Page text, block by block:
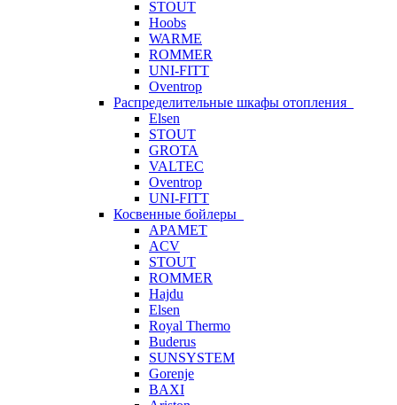
STOUT
Hoobs
WARME
ROMMER
UNI-FITT
Oventrop
Распределительные шкафы отопления
Elsen
STOUT
GROTA
VALTEC
Oventrop
UNI-FITT
Косвенные бойлеры
APAMET
ACV
STOUT
ROMMER
Hajdu
Elsen
Royal Thermo
Buderus
SUNSYSTEM
Gorenje
BAXI